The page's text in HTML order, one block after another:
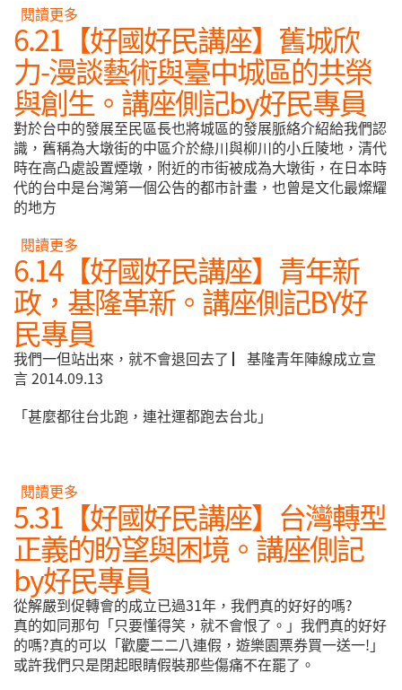
閱讀更多
於二行詩吧!｜瓦歷斯·諾幹 講座回顧
6.21【好國好民講座】舊城欣
力-漫談藝術與臺中城區的共榮
與創生。講座側記by好民專員
對於台中的發展至民區長也將城區的發展脈絡介紹給我們認
識，舊稱為大墩街的中區介於綠川與柳川的小丘陵地，清代
時在高凸處設置煙墩，附近的市街被成為大墩街，在日本時
代的台中是台灣第一個公告的都市計畫，也曾是文化最燦耀
的地方
閱讀更多
中城區的共榮與創生。講座側記by好民專員
6.14【好國好民講座】青年新
政，基隆革新。講座側記BY好
民專員
我們一但站出來，就不會退回去了 ▏基隆青年陣線成立宣
言 2014.09.13
「甚麼都往台北跑，連社運都跑去台北」
閱讀更多
講座側記BY好民專員
5.31【好國好民講座】台灣轉型
正義的盼望與困境。講座側記
by好民專員
從解嚴到促轉會的成立已過31年，我們真的好好的嗎?
真的如同那句「只要懂得笑，就不會恨了。」我們真的好好
的嗎?真的可以「歡慶二二八連假，遊樂園票券買一送一!」
或許我們只是閉起眼睛假裝那些傷痛不在罷了。